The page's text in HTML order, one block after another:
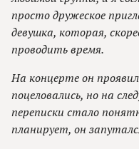
просто дружеское
девушка, которая,
проводить время.
На концерте он
поцеловались, но на
переписки стало
планирует, он